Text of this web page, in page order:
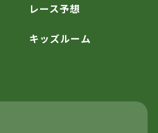
レース予想
キッズルーム